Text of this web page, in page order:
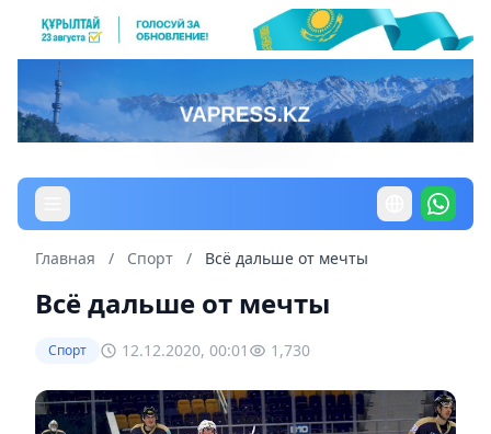
Главная / Спорт / Всё дальше от мечты
Всё дальше от мечты
Спорт 12.12.2020, 00:01 1,730